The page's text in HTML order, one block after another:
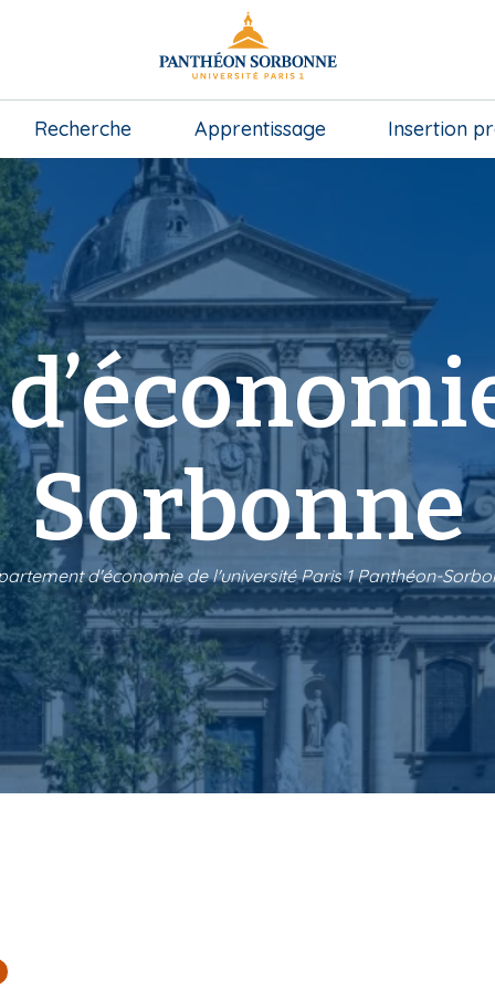
Recherche Apprentissage Insertion
Sorbonne
d'économie de l'université Paris 1 Panthéon-